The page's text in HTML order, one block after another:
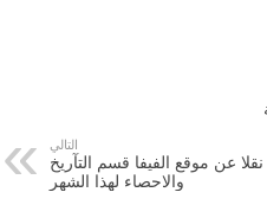
التالي
نقلا عن موقع الفيفا قسم التآريخ
والاحصاء لهذا الشهر